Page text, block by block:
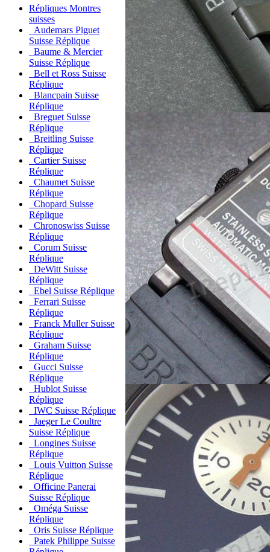
Répliques Montres
suisses
Audemars Piguet
Suisse Réplique
Baume & Mercier
Suisse Réplique
Bell et Ross Suisse
Réplique
Blancpain Suisse
Réplique
Breguet Suisse
Réplique
Breitling Suisse
Réplique
Cartier Suisse
Réplique
Chaumet Suisse
Réplique
Chopard Suisse
Réplique
Chronoswiss Suisse
Réplique
Corum Suisse
Réplique
DeWitt Suisse
Réplique
Ebel Suisse Réplique
Ferrari Suisse
Réplique
Franck Muller Suisse
Réplique
Graham Suisse
Réplique
Gucci Suisse
Réplique
Hublot Suisse
Réplique
IWC Suisse Réplique
Jaeger Le Coultre
Suisse Réplique
Longines Suisse
Réplique
Louis Vuitton Suisse
Réplique
Officine Panerai
Suisse Réplique
Oméga Suisse
Réplique
Oris Suisse Réplique
Patek Philippe Suisse